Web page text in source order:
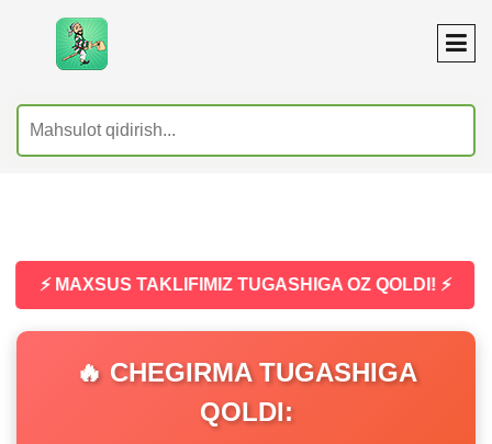
⚡ MAXSUS TAKLIFIMIZ TUGASHIGA OZ QOLDI! ⚡
🔥 CHEGIRMA TUGASHIGA
QOLDI: